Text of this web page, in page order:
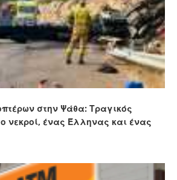
στην Ψάθα: Τραγικός
νεκροί, ένας Έλληνας και ένας